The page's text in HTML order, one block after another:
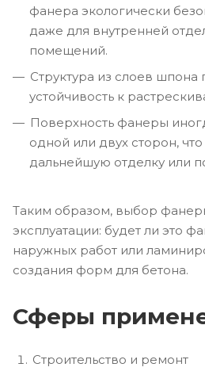
фанера экологически
даже для внутренней
помещений.
Структура из слоев
устойчивость к
Поверхность фанеры
одной или двух сторон,
дальнейшую отделку или
Таким образом, выбор
эксплуатации: будет ли это
наружных работ или
создания форм для бетона.
Сферы
Строительство и ремонт